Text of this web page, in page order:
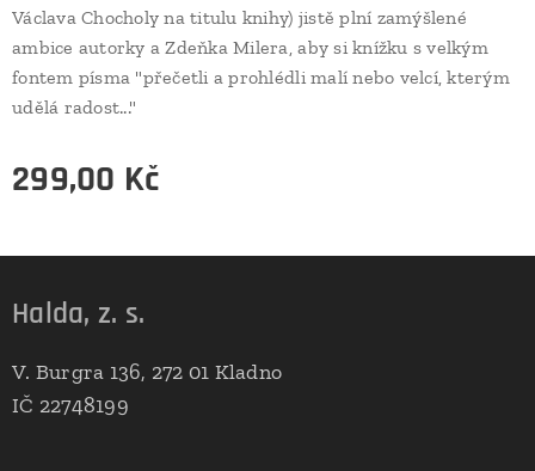
Václava Chocholy na titulu knihy) jistě plní zamýšlené
ambice autorky a Zdeňka Milera, aby si knížku s velkým
fontem písma "přečetli a prohlédli malí nebo velcí, kterým
udělá radost..."
299,00 Kč
Halda, z. s.
V. Burgra 136, 272 01 Kladno
IČ 22748199